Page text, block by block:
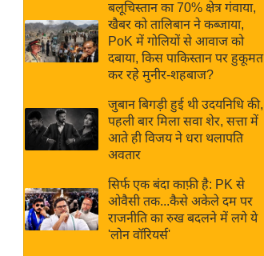
Hindi
Hindi
Videos
राय
बजट
IPL
2026
ई-पेपर
मिसाल बेमिसाल
शख्सियत
बलूचिस्तान का 70% क्षेत्र गंवाया,
खैबर को तालिबान ने कब्जाया,
PoK में गोलियों से आवाज को
दबाया, किस पाकिस्तान पर हुकूमत
कर रहे मुनीर-शहबाज?
जुबान बिगड़ी हुई थी उदयनिधि की,
पहली बार मिला सवा शेर, सत्ता में
आते ही विजय ने धरा थलापति
अवतार
सिर्फ एक बंदा काफ़ी है: PK से
ओवैसी तक...कैसे अकेले दम पर
राजनीति का रुख बदलने में लगे ये
'लोन वॉरियर्स'